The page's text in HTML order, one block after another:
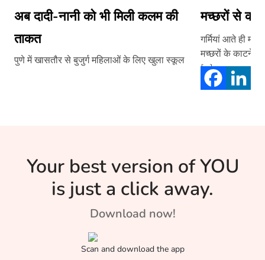
अब दादी-नानी को भी मिली कलम की
ताकत
पुणे में खासतौर से बुजुर्ग महिलाओं के लिए खुला स्कूल
मच्छरों से करें
गर्मियां आते ही
मच्छरों के काटने से
[…]
Your best version of YOU
is just a click away.
Download now!
Scan and download the app